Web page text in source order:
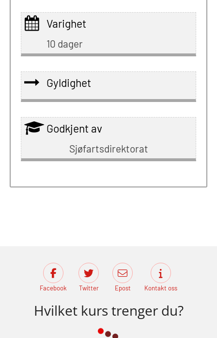
Varighet
10 dager
Gyldighet
Godkjent av
Sjøfartsdirektorat
Facebook Twitter Epost Kontakt oss
Hvilket kurs trenger du?